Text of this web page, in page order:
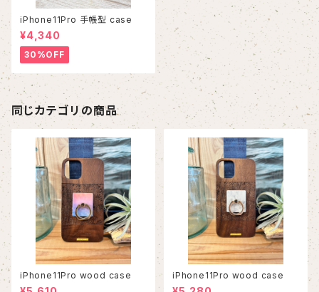
iPhone11Pro 手帳型 case
¥4,340
30%OFF
同じカテゴリの商品
iPhone11Pro wood case iPhone11Pro wood case